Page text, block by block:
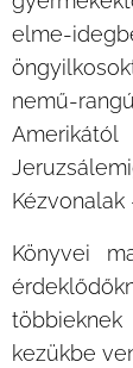
elme-
nemű-
Kézvonalak
Könyvei
kezükbe